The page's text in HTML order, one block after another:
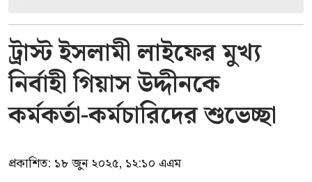
ট্রাস্ট ইসলামী লাইফের মুখ্য
নির্বাহী গিয়াস উদ্দীনকে
কর্মকর্তা-কর্মচারিদের শুভেচ্ছা
প্রকাশিত: ১৮ জুন ২০২৫, ১২:১০ এএম